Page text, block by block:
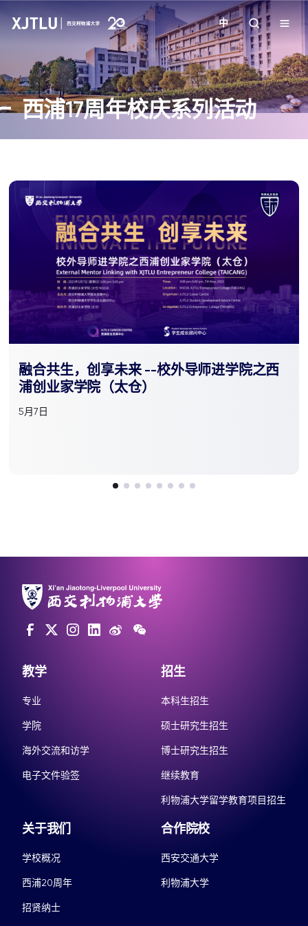
教学
招生
学院
校园生活
关于我们
中
西浦17周年校庆系列活动
融合共生，创享未来 --校外导师进学院之西
浦创业家学院（太仓）
5月7日
教学
专业
学院
海外交流和访学
电子文件验签
招生
本科生招生
硕士研究生招生
博士研究生招生
继续教育
利物浦大学留学教育项目招生
关于我们
学校概况
西浦20周年
招贤纳士
合作院校
西安交通大学
利物浦大学